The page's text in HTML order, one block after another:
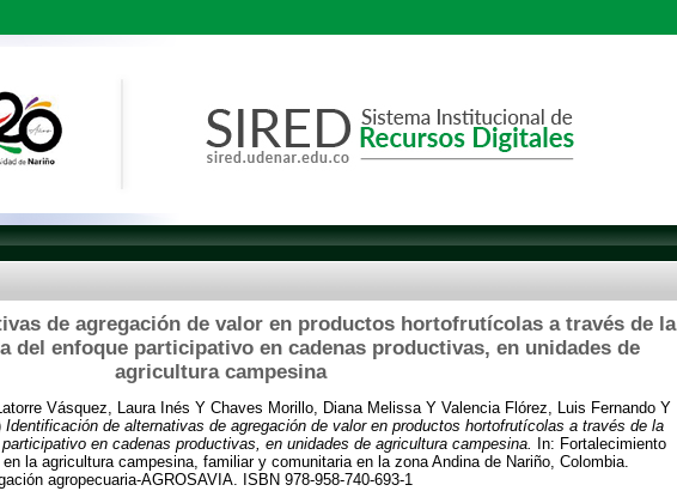
de agregación de valor en productos hortofrutícolas a través de la
del enfoque participativo en cadenas productivas, en unidades de
agricultura campesina
Vásquez, Laura Inés Y Chaves Morillo, Diana MelissaY Valencia Flórez, Luis Fernando Y
Identificación de alternativas de agregación de valor en productos hortofrutícolas a través de la
en cadenas productivas, en unidades de agricultura campesina.
In: Fortalecimiento
la agricultura campesina, familiar y comunitaria en la zona Andina de Nariño, Colombia.
agropecuaria-AGROSAVIA. ISBN 978-958-740-693-1